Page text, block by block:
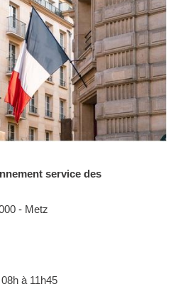
service des
- Metz
à 11h45